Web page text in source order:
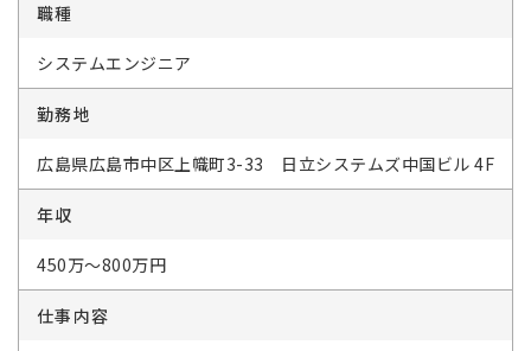
職種
システムエンジニア
勤務地
広島県広島市中区上幟町3-33 日立システムズ中国ビル 4F
年収
450万～800万円
仕事内容